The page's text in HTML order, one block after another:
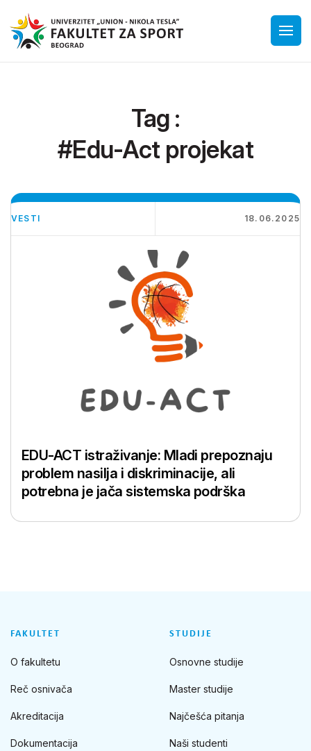
Tag :
#Edu-Act projekat
VESTI 18.06.2025
EDU-ACT istraživanje: Mladi prepoznaju
problem nasilja i diskriminacije, ali
potrebna je jača sistemska podrška
FAKULTET
O fakultetu
Reč osnivača
Akreditacija
Dokumentacija
STUDIJE
Osnovne studije
Master studije
Najčešća pitanja
Naši studenti